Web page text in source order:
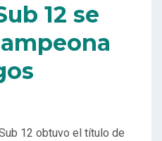
12 se
12 obtuvo el título de